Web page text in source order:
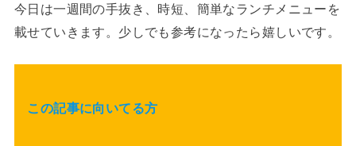
今日は一週間の手抜き、時短、簡単なランチメニューを
載せていきます。少しでも参考になったら嬉しいです。
この記事に向いてる方